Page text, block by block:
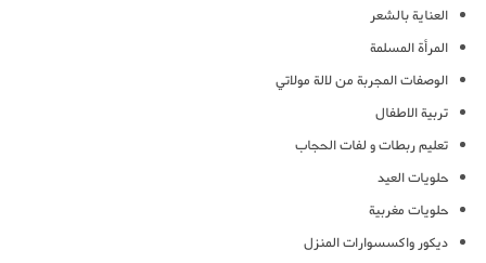
العناية بالشعر
المرأة المسلمة
الوصفات المجربة من لالة مولاتي
تربية الاطفال
تعليم ربطات و لفات الحجاب
حلويات العيد
حلويات مغربية
ديكور واكسسوارات المنزل